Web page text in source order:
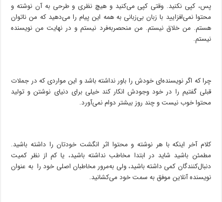
پس، کپی نکنید. وقتی کپی می‌کنید و هیچ نظری و طرحی به آن نوشته و
محتوا نمی‌افزایید با زبان بی‌زبانی به همه این پیام را می‌دهید که من ناتوان
هستم. من خلاق نیستم. من منحصربه‌فرد نیستم و در نهایت من نویسنده
نیستم.
چرا که اگر نویسنده‌ای خودش را باور نداشته باشد و این مواردی که در جملات
قبلی گفتیم را در خود وجودش انکار کند خیلی برای دنیای نوشتن و تولید
محتوا خوب نیست و چند روز بیشتر دوام نمی‌آورد.
کلام آخر اینکه با هر نوشته و محتوا اثر انگشت خودتان را داشته باشید.
مطمئن باشید شاید در ابتدا مخاطب نداشته باشید، یا کم از نظر کمیت
دنبال‌کنندگان کمی داشته باشید، ولی به‌مرور مخاطبان اصلی خود را به عنوان
نویسنده آنلاین موفق به سمت خود می‌کشانید.